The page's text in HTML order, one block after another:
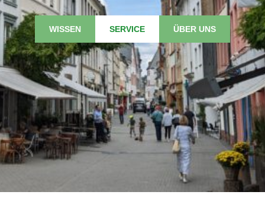
WISSEN SERVICE ÜBER UNS